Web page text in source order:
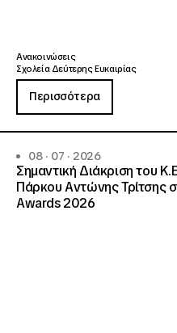
Ανακοινώσεις
Σχολεία Δεύτερης Ευκαιρίας
Περισσότερα
08 · 07 · 2026
Σημαντική Διάκριση του
Πάρκου Αντώνης Τρίτσης
Awards 2026